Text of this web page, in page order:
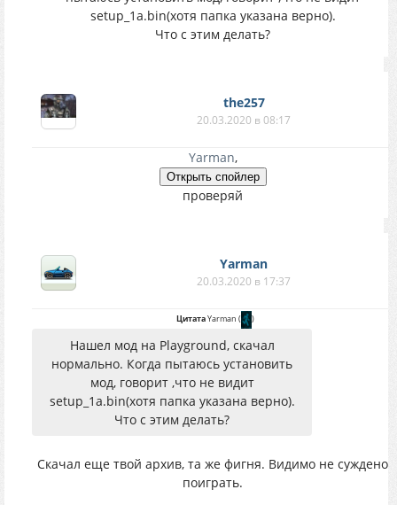
setup_1a.bin(хотя папка указана верно).
Что с этим делать?
the257
20.03.2020 в 08:17
Yarman,
проверяй
Yarman
20.03.2020 в 17:37
ЦитатаYarman ( )
Нашел мод на Playground, скачал
нормально. Когда пытаюсь установить
мод, говорит ,что не видит
setup_1a.bin(хотя папка указана верно).
Что с этим делать?
Скачал еще твой архив, та же фигня. Видимо не суждено
поиграть.